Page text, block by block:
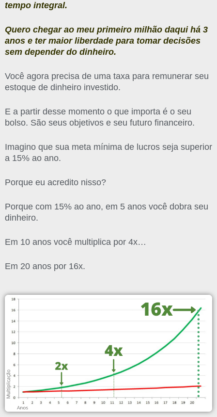
tempo integral.
Quero chegar ao meu primeiro milhão daqui há 3
anos e ter maior liberdade para tomar decisões
sem depender do dinheiro.
Você agora precisa de uma taxa para remunerar seu
estoque de dinheiro investido.
E a partir desse momento o que importa é o seu
bolso. São seus objetivos e seu futuro financeiro.
Imagino que sua meta mínima de lucros seja superior
a 15% ao ano.
Porque eu acredito nisso?
Porque com 15% ao ano, em 5 anos você dobra seu
dinheiro.
Em 10 anos você multiplica por 4x…
Em 20 anos por 16x.